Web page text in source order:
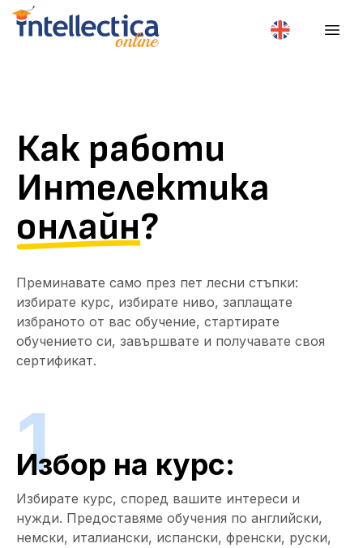
Как работи
Интелектика
онлайн?
Преминавате само през пет лесни стъпки:
избирате курс, избирате ниво, заплащате
избраното от вас обучение, стартирате
обучението си, завършвате и получавате своя
сертификат.
1
Избор на курс:
Избирате курс, според вашите интереси и
нужди. Предоставяме обучения по английски,
немски, италиански, испански, френски, руски,